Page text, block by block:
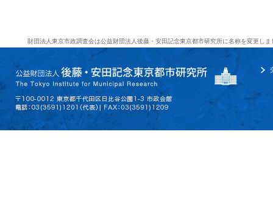
財団法人東京市政調査会は公益財団法人後藤・安田記念東京都市研究所に名称を変更しま